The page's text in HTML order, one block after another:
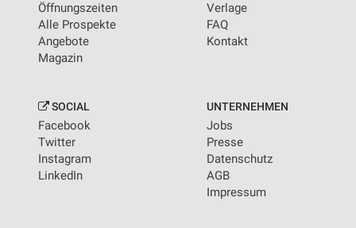
Öffnungszeiten
Alle Prospekte
Angebote
Magazin
Verlage
FAQ
Kontakt
SOCIAL
Facebook
Twitter
Instagram
LinkedIn
UNTERNEHMEN
Jobs
Presse
Datenschutz
AGB
Impressum